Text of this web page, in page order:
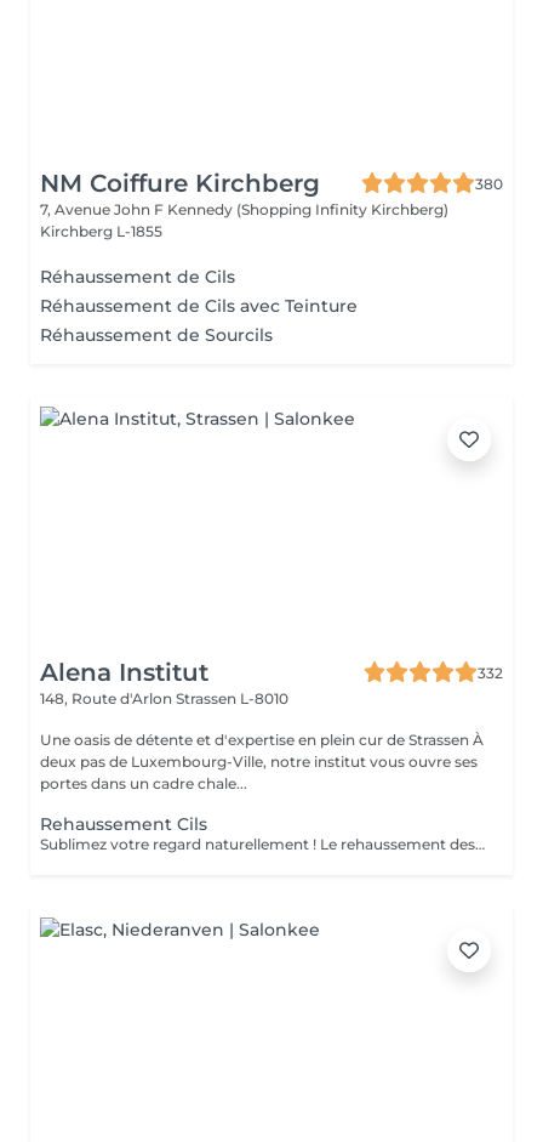
NM Coiffure Kirchberg
380
7, Avenue John F Kennedy (Shopping Infinity Kirchberg)
Kirchberg L-1855
Réhaussement de Cils
Réhaussement de Cils avec Teinture
Réhaussement de Sourcils
Alena Institut
332
148, Route d'Arlon Strassen L-8010
Une oasis de détente et d'expertise en plein cur de Strassen À
deux pas de Luxembourg-Ville, notre institut vous ouvre ses
portes dans un cadre chale...
Rehaussement Cils
Sublimez votre regard naturellement ! Le rehaussement des cils courbe et ouvre le regard, tout en nourrissant vos cils grâce à la kératine, pour des cils plus forts, brillants et souples. Pour un effet encore plus intense, il peut être combiné avec une teinture. Prestation rapide et efficace en seulement 45 minutes pour un regard lumineux et captivant, sans maquillage quotidien !